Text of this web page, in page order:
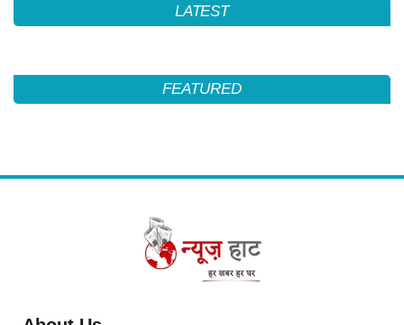
LATEST
FEATURED